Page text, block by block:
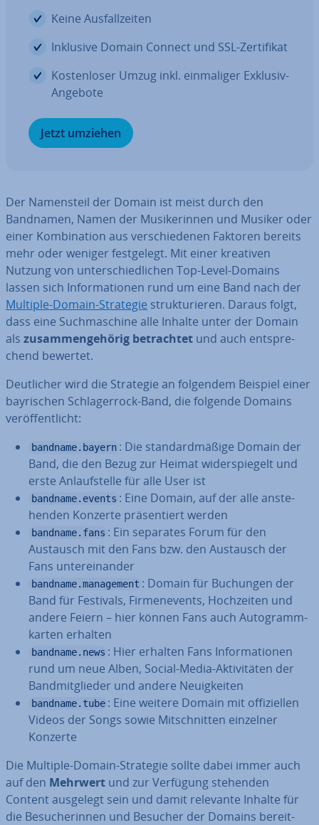
Keine Aus­fall­zei­ten
Inklusive Domain Connect und SSL-Zer­ti­fi­kat
Kos­ten­lo­ser Umzug inkl. ein­ma­li­ger Exklusiv-
Angebote
Jetzt umziehen
Der Na­mens­teil der Domain ist meist durch den
Bandnamen, Namen der Mu­si­ke­rin­nen und Musiker oder
einer Kom­bi­na­ti­on aus ver­schie­de­nen Faktoren bereits
mehr oder weniger fest­ge­legt. Mit einer kreativen
Nutzung von un­ter­schied­li­chen Top-Level-Domains
lassen sich In­for­ma­tio­nen rund um eine Band nach der
Multiple-Domain-Strategie struk­tu­rie­ren. Daraus folgt,
dass eine Such­ma­schi­ne alle Inhalte unter der Domain
als zu­sam­men­ge­hö­rig be­trach­tet und auch ent­spre­
chend bewertet.
Deut­li­cher wird die Strategie an folgendem Beispiel einer
bay­ri­schen Schla­ger­rock-Band, die folgende Domains
ver­öf­fent­licht:
bandname.bayern : Die stan­dard­mä­ßi­ge Domain der
Band, die den Bezug zur Heimat wi­der­spie­gelt und
erste An­lauf­stel­le für alle User ist
bandname.events : Eine Domain, auf der alle an­ste­
hen­den Konzerte prä­sen­tiert werden
bandname.fans : Ein separates Forum für den
Austausch mit den Fans bzw. den Austausch der
Fans un­ter­ein­an­der
bandname.management : Domain für Buchungen der
Band für Festivals, Fir­men­events, Hoch­zei­ten und
andere Feiern – hier können Fans auch Au­to­gramm­
kar­ten erhalten
bandname.news : Hier erhalten Fans In­for­ma­tio­nen
rund um neue Alben, Social-Media-Ak­ti­vi­tä­ten der
Band­mit­glie­der und andere Neu­ig­kei­ten
bandname.tube : Eine weitere Domain mit of­fi­zi­el­len
Videos der Songs sowie Mit­schnit­ten einzelner
Konzerte
Die Multiple-Domain-Strategie sollte dabei immer auch
auf den Mehrwert und zur Verfügung stehenden
Content ausgelegt sein und damit relevante Inhalte für
die Be­su­che­rin­nen und Besucher der Domains be­reit­